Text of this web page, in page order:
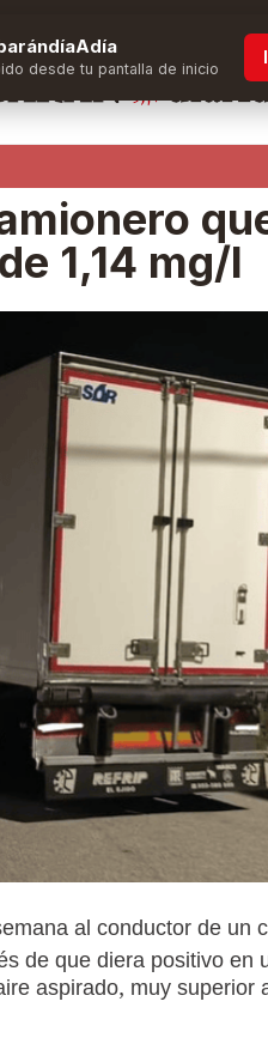
1,14 mg/l
al conductor de un
de que diera positivo en
aspirado, muy superior
desde tu pantalla de inicio